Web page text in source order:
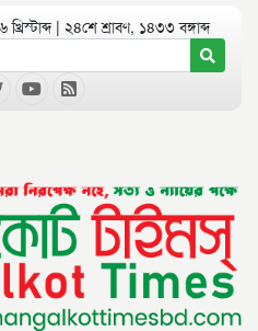
| ২৪শে শ্রাবণ, ১৪৩৩ বঙ্গাব্দ